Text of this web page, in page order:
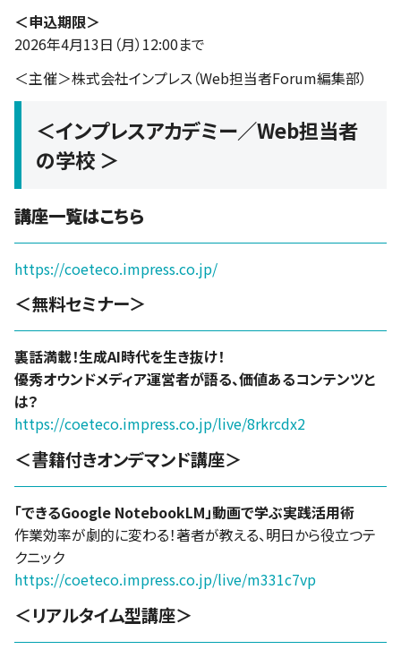
＜申込期限＞
2026年4月13日（月）12:00まで
＜主催＞株式会社インプレス（Web担当者Forum編集部）
＜インプレスアカデミー／Web担当者
の学校 ＞
講座一覧はこちら
https://coeteco.impress.co.jp/
＜無料セミナー＞
裏話満載！生成AI時代を生き抜け！
優秀オウンドメディア運営者が語る、価値あるコンテンツと
は？
https://coeteco.impress.co.jp/live/8rkrcdx2
＜書籍付きオンデマンド講座＞
「できるGoogle NotebookLM」動画で学ぶ実践活用術
作業効率が劇的に変わる！著者が教える、明日から役立つテ
クニック
https://coeteco.impress.co.jp/live/m331c7vp
＜リアルタイム型講座＞